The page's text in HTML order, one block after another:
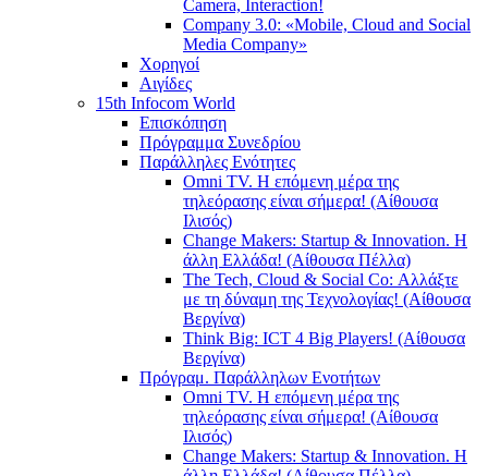
Camera, Interaction!
Company 3.0: «Mobile, Cloud and Social
Media Company»
Χορηγοί
Αιγίδες
15th Infocom World
Επισκόπηση
Πρόγραμμα Συνεδρίου
Παράλληλες Ενότητες
Omni TV. Η επόμενη μέρα της
τηλεόρασης είναι σήμερα! (Αίθουσα
Ιλισός)
Change Makers: Startup & Innovation. Η
άλλη Ελλάδα! (Αίθουσα Πέλλα)
The Tech, Cloud & Social Co: Αλλάξτε
με τη δύναμη της Τεχνολογίας! (Αίθουσα
Βεργίνα)
Think Big: ICT 4 Big Players! (Αίθουσα
Βεργίνα)
Πρόγραμ. Παράλληλων Ενοτήτων
Omni TV. Η επόμενη μέρα της
τηλεόρασης είναι σήμερα! (Αίθουσα
Ιλισός)
Change Makers: Startup & Innovation. Η